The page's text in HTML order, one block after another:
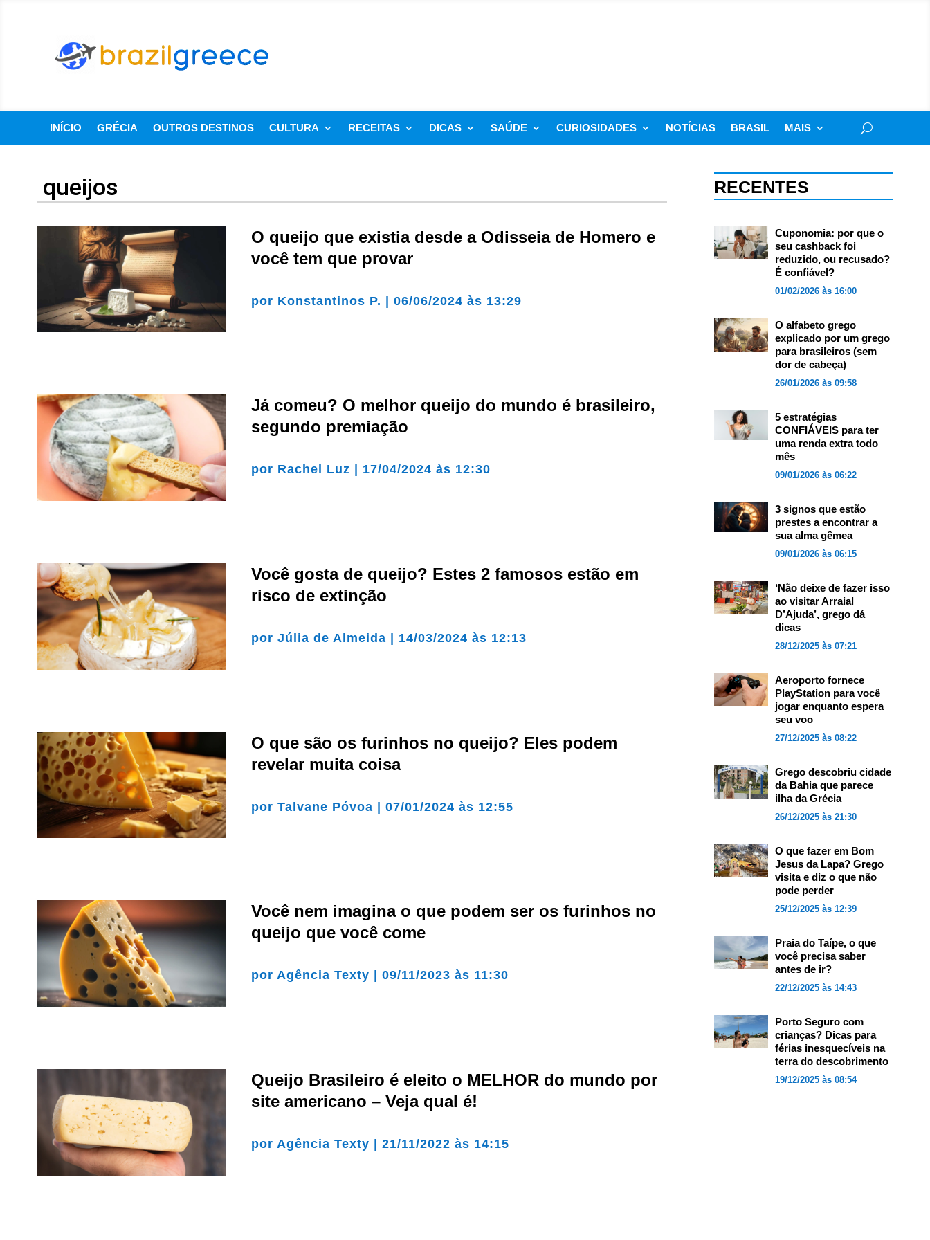
INÍCIO GRÉCIA OUTROS DESTINOS CULTURA RECEITAS DICAS SAÚDE CURIOSIDADES NOTÍCIAS BRASIL MAIS
queijos
O queijo que existia desde a Odisseia de Homero e
você tem que provar
por Konstantinos P. |06/06/2024 às 13:29
Já comeu? O melhor queijo do mundo é brasileiro,
segundo premiação
por Rachel Luz 17/04/2024 às 12:30
Você gosta de queijo? Estes 2 famosos estão em
risco de extinção
porJúlia de Almeida 14/03/2024 às 12:13
O que são os furinhos no queijo? Eles podem
revelar muita coisa
porTalvane Póvoa |07/01/2024 às 12:55
Você nem imagina o que podem ser os furinhos no
queijo que você come
porAgência Texty |09/11/2023 às 11:30
Queijo Brasileiro é eleito o MELHOR do mundo por
site americano – Veja qual é!
por Agência Texty |21/11/2022 às 14:15
RECENTES
Cuponomia: por que o
seu cashback foi
reduzido, ou recusado?
É confiável?
01/02/2026 às 16:00
O alfabeto grego
explicado por um grego
para brasileiros (sem
dor de cabeça)
26/01/2026 às 09:58
5 estratégias
CONFIÁVEIS para ter
uma renda extra todo
mês
09/01/2026 às 06:22
3 signos que estão
prestes a encontrar a
sua alma gêmea
09/01/2026 às 06:15
‘Não deixe de fazer isso
ao visitar Arraial
D’Ajuda’, grego dá
dicas
28/12/2025 às 07:21
Aeroporto fornece
PlayStation para você
jogar enquanto espera
seu voo
27/12/2025 às 08:22
Grego descobriu cidade
da Bahia que parece
ilha da Grécia
26/12/2025 às 21:30
O que fazer em Bom
Jesus da Lapa? Grego
visita e diz o que não
pode perder
25/12/2025 às 12:39
Praia do Taípe, o que
você precisa saber
antes de ir?
22/12/2025 às 14:43
Porto Seguro com
crianças? Dicas para
férias inesquecíveis na
terra do descobrimento
19/12/2025 às 08:54